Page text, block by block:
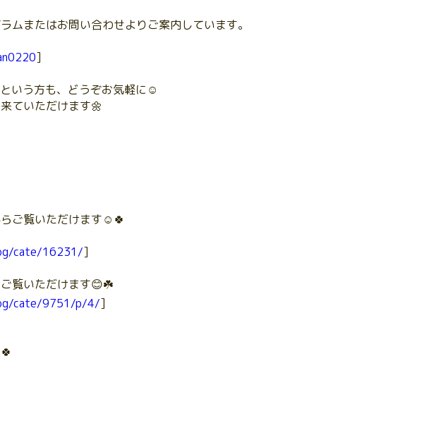
ムまたはお問い合わせよりご案内しています。
]
いう方も、どうぞお気軽に☺️
ていただけます🌼
ご覧いただけます☺️🍀
cate/16231/]
覧いただけます😊☘️
cate/9751/p/4/]